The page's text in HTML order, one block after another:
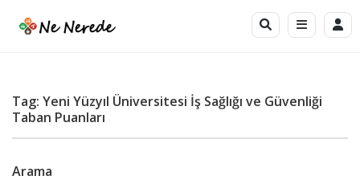
Tag: Yeni Yüzyıl Üniversitesi İş Sağlığı ve Güvenliği
Taban Puanları
Arama